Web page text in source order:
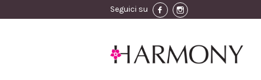
Seguici su